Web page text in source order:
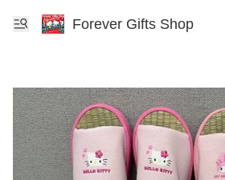
Forever Gifts Shop